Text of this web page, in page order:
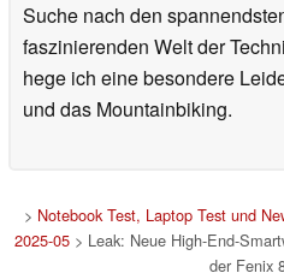
Suche nach den
faszinierenden Welt der
hege ich eine besondere
und das Mountainbiking.
> Notebook Test, Laptop Test und
2025-05> Leak: Neue High-End-
der Fenix